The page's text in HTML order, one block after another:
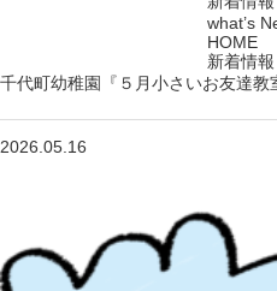
what’s
HOME
新着情報
千代町幼稚園『５月小さいお友達教
2026.05.16